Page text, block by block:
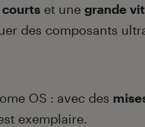
courts et une grande
des composants
OS : avec des
exemplaire.